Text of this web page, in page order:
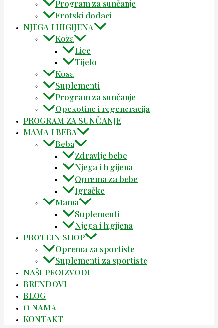
Program za sunčanje
Erotski dodaci
NJEGA I HIGIJENA
Koža
Lice
Tijelo
Kosa
Suplementi
Program za sunčanje
Opekotine i regeneracija
PROGRAM ZA SUNČANJE
MAMA I BEBA
Beba
Zdravlje bebe
Njega i higijena
Oprema za bebe
Igračke
Mama
Suplementi
Njega i higijena
PROTEIN SHOP
Oprema za sportiste
Suplementi za sportiste
NAŠI PROIZVODI
BRENDOVI
BLOG
O NAMA
KONTAKT